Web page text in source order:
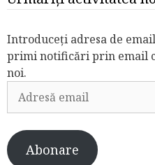
Introduceți adresa de
primi notificări prin email
noi.
Adresă
email
Abonare